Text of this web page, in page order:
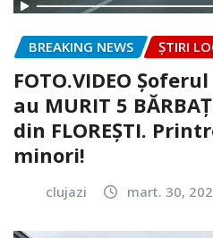
BREAKING NEWS ȘTIRI
FOTO.VIDEO
au MURIT 5
din FLOREȘTI.
minori!
clujazi mart. 30,